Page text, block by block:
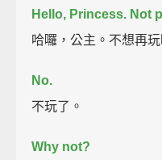
Hello, Princess. Not
哈囉，公主。不想再
No.
不玩了。
Why not?